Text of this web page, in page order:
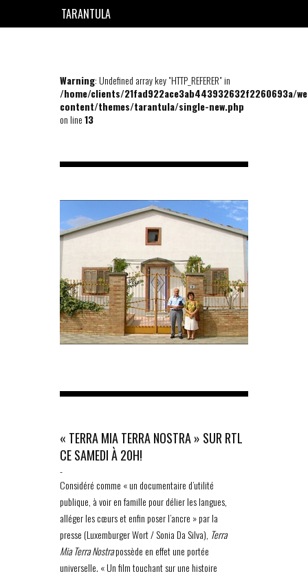
TARANTULA
Warning: Undefined array key "HTTP_REFERER" in
/home/clients/21fad922ace3ab443932632f2260693a/
content/themes/tarantula/single-new.php
on line13
« TERRA MIA TERRA NOSTRA » SUR RTL
CE SAMEDI À 20H!
-
Considéré comme « un documentaire d’utilité
publique, à voir en famille pour délier les langues,
alléger les cœurs et enfin poser l’ancre » par la
presse (Luxemburger Wort / Sonia Da Silva), Terra
Mia Terra Nostrapossède en effet une portée
universelle. « Un film touchant sur une histoire